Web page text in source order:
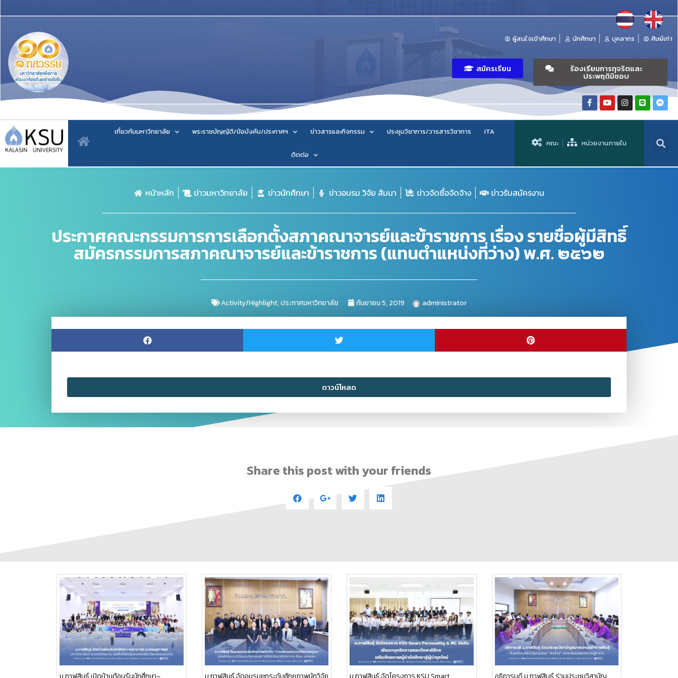
ผู้สนใจเข้าศึกษา นักศึกษา บุคลากร ศิษย์เก่า
สมัครเรียน ร้องเรียนการทุจริตและ
ประพฤติมิชอบ
เกี่ยวกับมหาวิทยาลัย พระราชบัญญัติ/ข้อบังคับ/ประกาศฯ ข่าวสารและกิจกรรม ประชุมวิชาการ/วารสารวิชาการ ITA
ติดต่อ
คณะ หน่วยงานภายใน
หน้าหลัก ข่าวมหาวิทยาลัย ข่าวนักศึกษา ข่าวอบรม วิจัย สัมนา ข่าวจัดซื้อจัดจ้าง ข่าวรับสมัครงาน
ประกาศคณะกรรมการการเลือกตั้งสภาคณาจารย์และข้าราชการ เรื่อง รายชื่อผู้มีสิทธิ์
สมัครกรรมการสภาคณาจารย์และข้าราชการ (แทนตำแหน่งที่ว่าง) พ.ศ. ๒๕๖๒
Activity/Highlight,ประกาศมหาวิทยาลัย กันยายน 5, 2019 administrator
ดาวน์โหลด
Share this post with your friends